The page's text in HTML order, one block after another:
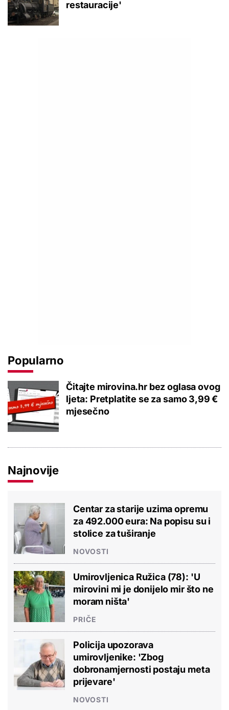
restauracije'
Popularno
Čitajte mirovina.hr bez oglasa ovog
ljeta: Pretplatite se za samo 3,99 €
mjesečno
Najnovije
Centar za starije uzima opremu
za 492.000 eura: Na popisu su i
stolice za tuširanje
NOVOSTI
Umirovljenica Ružica (78): 'U
mirovini mi je donijelo mir što ne
moram ništa'
PRIČE
Policija upozorava
umirovljenike: 'Zbog
dobronamjernosti postaju meta
prijevare'
NOVOSTI